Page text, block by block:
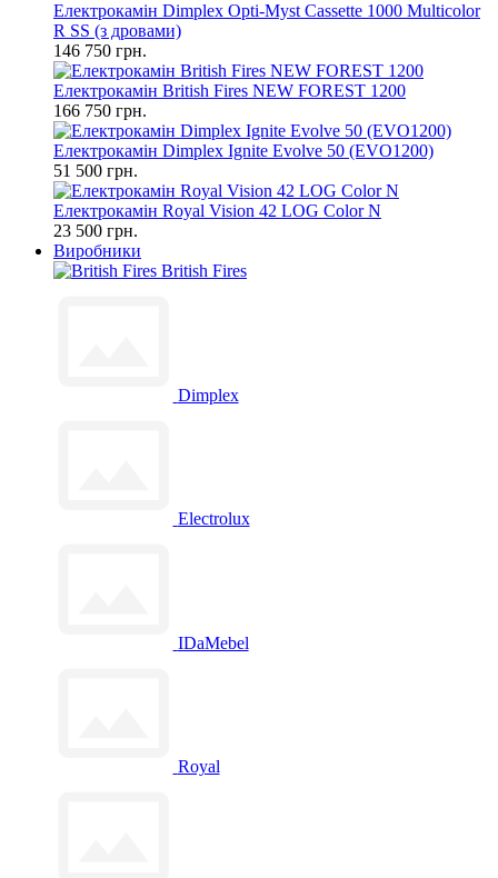
Електрокамін Dimplex Opti-Myst Cassette 1000 Multicolor
R SS (з дровами)
146 750 грн.
Електрокамін British Fires NEW FOREST 1200
166 750 грн.
Електрокамін Dimplex Ignite Evolve 50 (EVO1200)
51 500 грн.
Електрокамін Royal Vision 42 LOG Color N
23 500 грн.
Виробники
British Fires
Dimplex
Electrolux
IDaMebel
Royal